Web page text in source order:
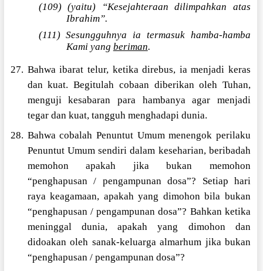
(109) (yaitu) “Kesejahteraan dilimpahkan atas
Ibrahim”.
(111) Sesungguhnya ia termasuk hamba-hamba
Kami yang beriman.
27. Bahwa ibarat telur, ketika direbus, ia menjadi keras
dan kuat. Begitulah cobaan diberikan oleh Tuhan,
menguji kesabaran para hambanya agar menjadi
tegar dan kuat, tangguh menghadapi dunia.
28. Bahwa cobalah Penuntut Umum menengok perilaku
Penuntut Umum sendiri dalam keseharian, beribadah
memohon apakah jika bukan memohon
“penghapusan / pengampunan dosa”? Setiap hari
raya keagamaan, apakah yang dimohon bila bukan
“penghapusan / pengampunan dosa”? Bahkan ketika
meninggal dunia, apakah yang dimohon dan
didoakan oleh sanak-keluarga almarhum jika bukan
“penghapusan / pengampunan dosa”?